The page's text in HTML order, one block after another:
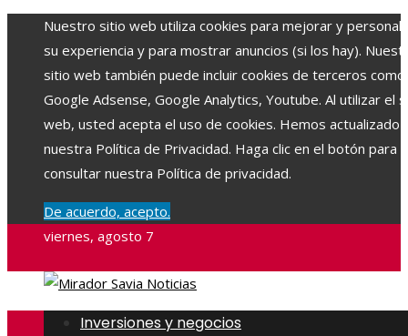
Nuestro sitio web utiliza cookies para mejorar y
su experiencia y para mostrar anuncios (si los hay).
sitio web también puede incluir cookies de terceros como
Google Adsense, Google Analytics, Youtube. Al utilizar el
web, usted acepta el uso de cookies. Hemos actualizado
nuestra Política de Privacidad. Haga clic en el botón para
consultar nuestra Política de privacidad.
De acuerdo, acepto.
viernes, agosto 7
Inversiones y negocios